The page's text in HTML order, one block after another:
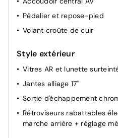
Pédalier et repose-pied
Volant croûte de cuir
Style extérieur
Vitres AR et lunette
Jantes alliage 17"
Sortie d'échappement
Rétroviseurs rabattables
marche arrière + réglage